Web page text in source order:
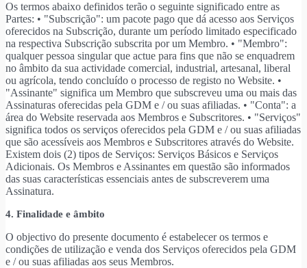
Os termos abaixo definidos terão o seguinte significado entre as
Partes: • "Subscrição": um pacote pago que dá acesso aos Serviços
oferecidos na Subscrição, durante um período limitado especificado
na respectiva Subscrição subscrita por um Membro. • "Membro":
qualquer pessoa singular que actue para fins que não se enquadrem
no âmbito da sua actividade comercial, industrial, artesanal, liberal
ou agrícola, tendo concluído o processo de registo no Website. •
"Assinante" significa um Membro que subscreveu uma ou mais das
Assinaturas oferecidas pela GDM e / ou suas afiliadas. • "Conta": a
área do Website reservada aos Membros e Subscritores. • "Serviços"
significa todos os serviços oferecidos pela GDM e / ou suas afiliadas
que são acessíveis aos Membros e Subscritores através do Website.
Existem dois (2) tipos de Serviços: Serviços Básicos e Serviços
Adicionais. Os Membros e Assinantes em questão são informados
das suas características essenciais antes de subscreverem uma
Assinatura.
4. Finalidade e âmbito
O objectivo do presente documento é estabelecer os termos e
condições de utilização e venda dos Serviços oferecidos pela GDM
e / ou suas afiliadas aos seus Membros.